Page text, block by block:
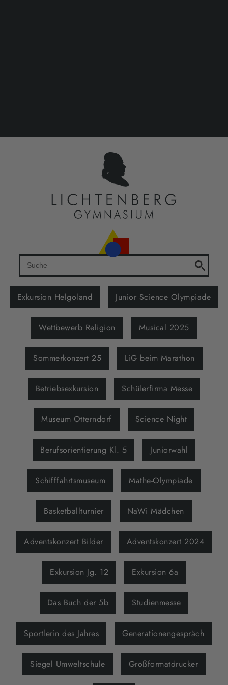
Exkursion Helgoland Junior Science Olympiade
Wettbewerb Religion Musical 2025
Sommerkonzert 25 LiG beim Marathon
Betriebsexkursion Schülerfirma Messe
Museum Otterndorf Science Night
Berufsorientierung Kl. 5 Juniorwahl
Schifffahrtsmuseum Mathe-Olympiade
Basketballturnier NaWi Mädchen
Adventskonzert Bilder Adventskonzert 2024
Exkursion Jg. 12 Exkursion 6a
Das Buch der 5b Studienmesse
Sportlerin des Jahres Generationengespräch
Siegel Umweltschule Großformatdrucker